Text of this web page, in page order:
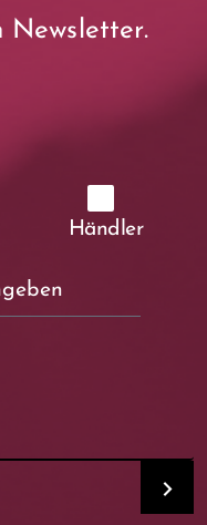
Newsletter.
Händler